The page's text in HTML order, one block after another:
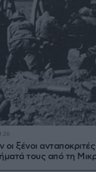
οι ξένοι
τους από τη